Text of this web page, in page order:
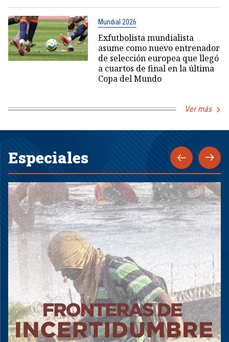
Mundial 2026
Exfutbolista mundialista
asume como nuevo entrenador
de selección europea que llegó
a cuartos de final en la última
Copa del Mundo
Ver más
Especiales